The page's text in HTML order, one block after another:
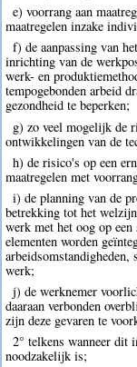
e) voorrang aan
maatregelen inzake
f) de aanpassing van
inrichting van de
werk- en
tempogebonden arbeid
gezondheid te beperken;
g) zo veel mogelijk de
ontwikkelingen van de
h) de risico's op een
maatregelen met
i) de planning van de
betrekking tot het
werk met het oog op een
elementen worden
werk;
j) de werknemer
daaraan verbonden
zijn deze gevaren te
2° telkens wanneer dit
noodzakelijk is;